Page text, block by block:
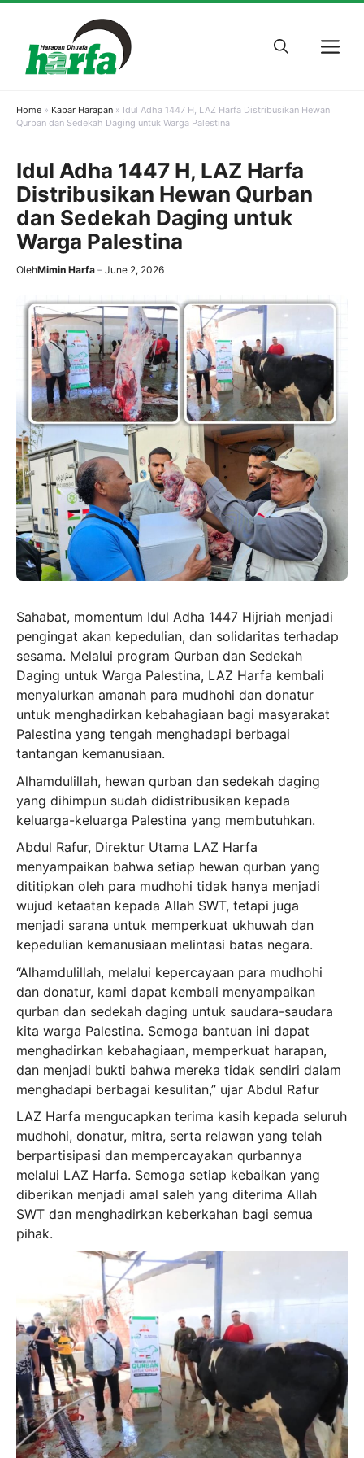
content
Home » Kabar Harapan » Idul Adha 1447 H, LAZ Harfa Distribusikan Hewan
Qurban dan Sedekah Daging untuk Warga Palestina
Idul Adha 1447 H, LAZ Harfa
Distribusikan Hewan Qurban
dan Sedekah Daging untuk
Warga Palestina
OlehMimin Harfa June 2, 2026
Sahabat, momentum Idul Adha 1447 Hijriah menjadi
pengingat akan kepedulian, dan solidaritas terhadap
sesama. Melalui program Qurban dan Sedekah
Daging untuk Warga Palestina, LAZ Harfa kembali
menyalurkan amanah para mudhohi dan donatur
untuk menghadirkan kebahagiaan bagi masyarakat
Palestina yang tengah menghadapi berbagai
tantangan kemanusiaan.
Alhamdulillah, hewan qurban dan sedekah daging
yang dihimpun sudah didistribusikan kepada
keluarga-keluarga Palestina yang membutuhkan.
Abdul Rafur, Direktur Utama LAZ Harfa
menyampaikan bahwa setiap hewan qurban yang
dititipkan oleh para mudhohi tidak hanya menjadi
wujud ketaatan kepada Allah SWT, tetapi juga
menjadi sarana untuk memperkuat ukhuwah dan
kepedulian kemanusiaan melintasi batas negara.
“Alhamdulillah, melalui kepercayaan para mudhohi
dan donatur, kami dapat kembali menyampaikan
qurban dan sedekah daging untuk saudara-saudara
kita warga Palestina. Semoga bantuan ini dapat
menghadirkan kebahagiaan, memperkuat harapan,
dan menjadi bukti bahwa mereka tidak sendiri dalam
menghadapi berbagai kesulitan,” ujar Abdul Rafur
LAZ Harfa mengucapkan terima kasih kepada seluruh
mudhohi, donatur, mitra, serta relawan yang telah
berpartisipasi dan mempercayakan qurbannya
melalui LAZ Harfa. Semoga setiap kebaikan yang
diberikan menjadi amal saleh yang diterima Allah
SWT dan menghadirkan keberkahan bagi semua
pihak.